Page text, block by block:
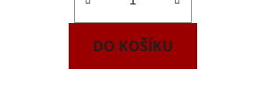
DO KOŠÍKU